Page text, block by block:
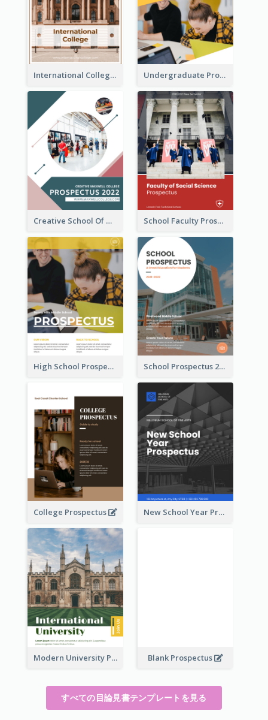
International College Prospectus Undergraduate Prospectus
Creative School Of Media Prospectus School Faculty Prospectus
High School Prospectus School Prospectus 2022
College Prospectus New School Year Prospectus
Modern University Prospectus Blank Prospectus
すべての目論見書テンプレートを見る